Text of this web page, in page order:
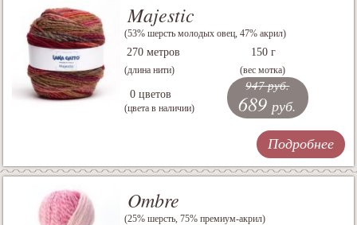
Majestic
(53% шерсть молодых овец, 47% акрил)
270 метров
(длина нити)
150 г
(вес мотка)
0 цветов
(цвета в наличии)
947 руб.
689 руб.
Подробнее
Ombre
(25% шерсть, 75% премиум-акрил)